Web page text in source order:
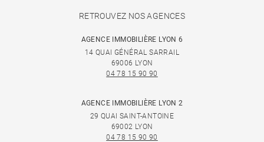
RETROUVEZ NOS AGENCES
AGENCE IMMOBILIÈRE LYON 6
14 QUAI GÉNÉRAL SARRAIL
69006 LYON
04 78 15 90 90
AGENCE IMMOBILIÈRE LYON 2
29 QUAI SAINT-ANTOINE
69002 LYON
04 78 15 90 90